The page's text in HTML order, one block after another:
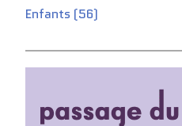
Enfants (56)